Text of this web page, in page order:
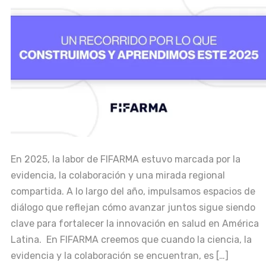
En 2025, la labor de FIFARMA estuvo marcada por la
evidencia, la colaboración y una mirada regional
compartida. A lo largo del año, impulsamos espacios de
diálogo que reflejan cómo avanzar juntos sigue siendo
clave para fortalecer la innovación en salud en América
Latina. En FIFARMA creemos que cuando la ciencia, la
evidencia y la colaboración se encuentran, es […]